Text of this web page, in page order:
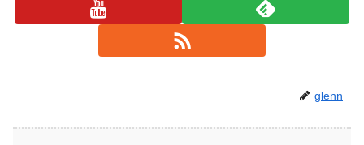
glenn